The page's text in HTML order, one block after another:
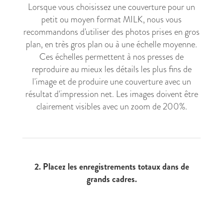
Lorsque vous choisissez une couverture pour un
petit ou moyen format MILK, nous vous
recommandons d'utiliser des photos prises en gros
plan, en très gros plan ou à une échelle moyenne.
Ces échelles permettent à nos presses de
reproduire au mieux les détails les plus fins de
l'image et de produire une couverture avec un
résultat d'impression net. Les images doivent être
clairement visibles avec un zoom de 200%.
2. Placez les enregistrements totaux dans de
grands cadres.